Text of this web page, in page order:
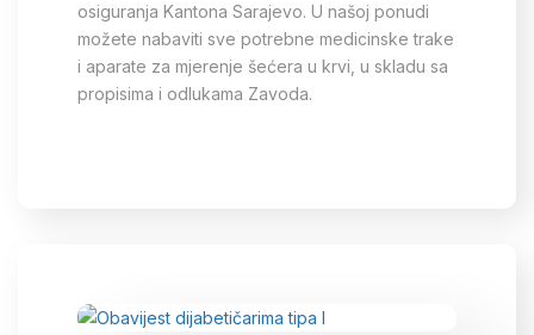
osiguranja Kantona Sarajevo. U našoj ponudi
možete nabaviti sve potrebne medicinske trake
i aparate za mjerenje šećera u krvi, u skladu sa
propisima i odlukama Zavoda.